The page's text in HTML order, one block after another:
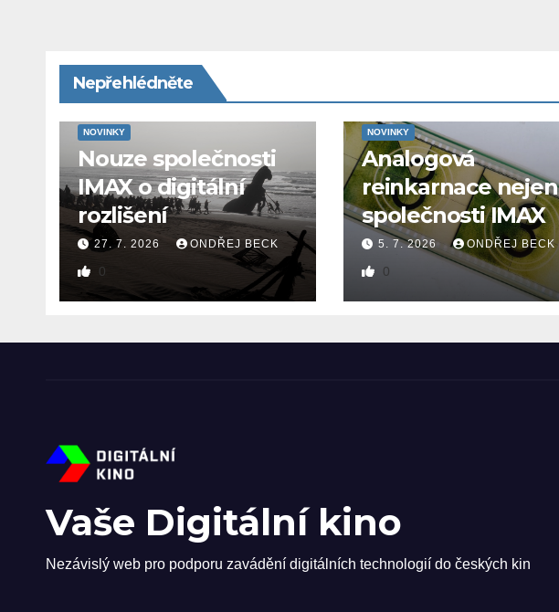
Nepřehlédněte
NOVINKY
Nouze společnosti
IMAX o digitální
rozlišení
27. 7. 2026 ONDŘEJ BECK
0
NOVINKY
Analogová
reinkarnace nejen
společnosti IMAX
5. 7. 2026 ONDŘEJ BECK
0
Vaše Digitální kino
Nezávislý web pro podporu zavádění digitálních technologií do českých kin